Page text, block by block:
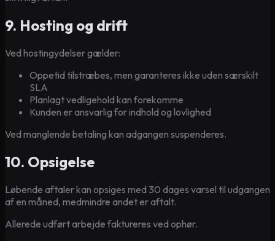
9. Hosting og drift
Ved hostingydelser gælder:
Oppetid tilstræbes, men garanteres ikke uden særskilt
SLA
Planlagt vedligehold kan forekomme
Kunden er ansvarlig for indhold og lovlighed
Ved manglende betaling kan adgangen suspenderes.
10. Opsigelse
Løbende aftaler kan opsiges med 30 dages varsel til udgangen
af en måned, medmindre andet er aftalt.
Allerede udført arbejde faktureres ved ophør.